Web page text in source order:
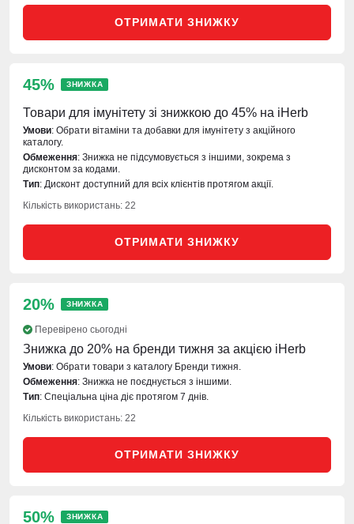
ОТРИМАТИ ЗНИЖКУ
45% ЗНИЖКА
Товари для імунітету зі знижкою до 45% на iHerb
Умови: Обрати вітаміни та добавки для імунітету з акційного
каталогу.
Обмеження: Знижка не підсумовується з іншими, зокрема з
дисконтом за кодами.
Тип: Дисконт доступний для всіх клієнтів протягом акції.
Кількість використань: 22
ОТРИМАТИ ЗНИЖКУ
20% ЗНИЖКА
Перевірено сьогодні
Знижка до 20% на бренди тижня за акцією iHerb
Умови: Обрати товари з каталогу Бренди тижня.
Обмеження: Знижка не поєднується з іншими.
Тип: Спеціальна ціна діє протягом 7 днів.
Кількість використань: 22
ОТРИМАТИ ЗНИЖКУ
50% ЗНИЖКА